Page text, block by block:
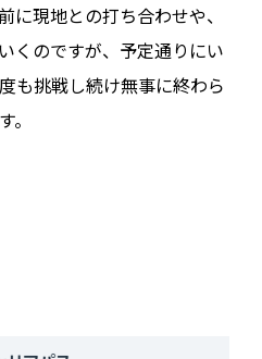
に現地との打ち合わせや、
くのですが、予定通りにい
も挑戦し続け無事に終わら